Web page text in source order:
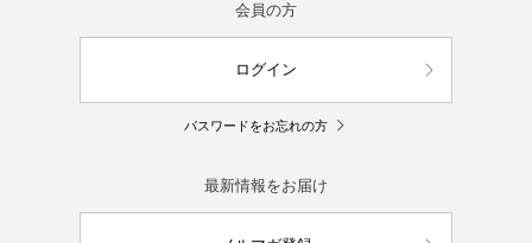
会員の方
ログイン
パスワードをお忘れの方
最新情報をお届け